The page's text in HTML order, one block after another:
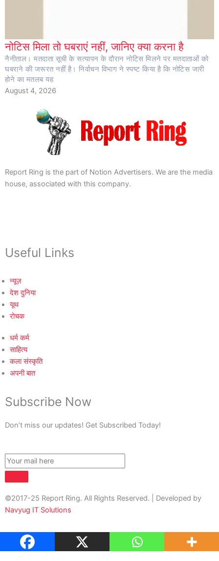
नोटिस मिला तो घबराएं नहीं, जानिए क्या करना है
नैनीताल। मतदाता सूची के सत्यापन के दौरान नोटिस मिलने पर मतदाताओं को
घबराने की जरूरत नहीं है। निर्वाचन विभाग ने स्पष्ट किया है कि नोटिस जारी
होने का मतलब यह
August 4, 2026
Report Ring is the part of Notion Advertisers. We are the media
house, associated with this company.
Useful Links
न्यूज़
देश दुनिया
यूथ
रोचक
धर्म कर्म
साहित्य
कला संस्कृति
अपनी बात
Subscribe Now
Don’t miss our updates! Get Subscribed Today!
©2017-25 Report Ring. All Rights Reserved. | Developed by
Navyug IT Solutions
About Us